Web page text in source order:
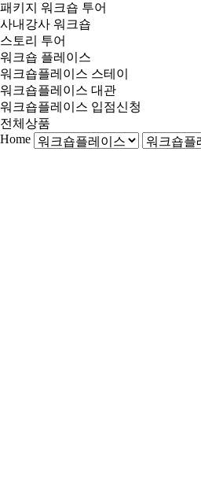
패키지 워크숍 투어
사내강사 워크숍
스토리 투어
워크숍 플레이스
워크숍플레이스 스테이
워크숍플레이스 대관
워크숍플레이스 입점신청
전체상품
Home